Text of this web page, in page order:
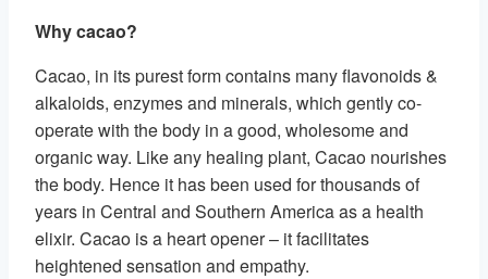
Why cacao?
Cacao, in its purest form contains many flavonoids &
alkaloids, enzymes and minerals, which gently co-
operate with the body in a good, wholesome and
organic way. Like any healing plant, Cacao nourishes
the body. Hence it has been used for thousands of
years in Central and Southern America as a health
elixir. Cacao is a heart opener – it facilitates
heightened sensation and empathy.